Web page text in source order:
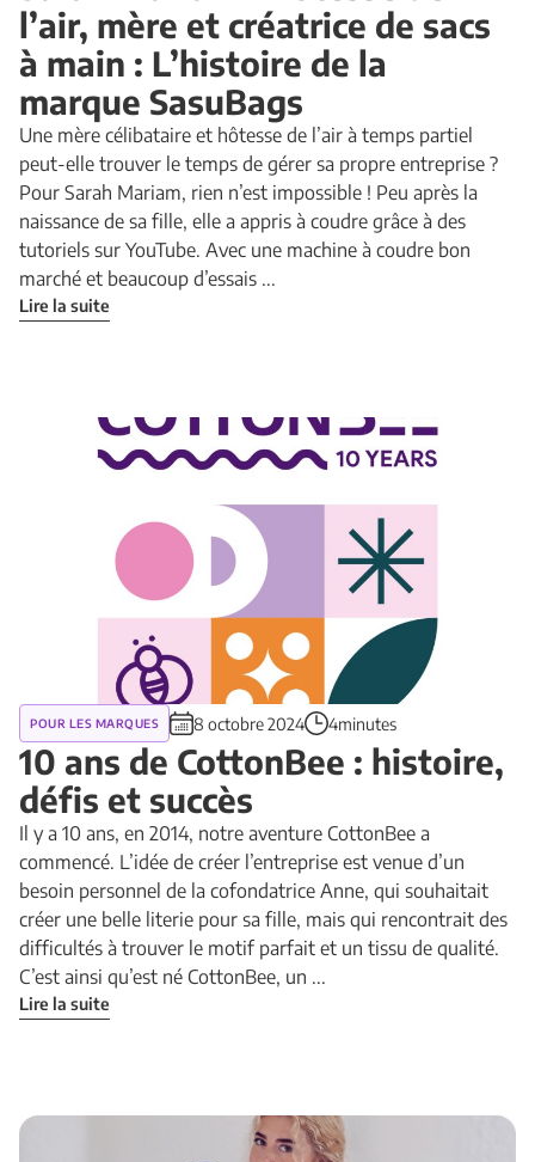
l’air, mère et créatrice de sacs
à main : L’histoire de la
marque SasuBags
Une mère célibataire et hôtesse de l’air à temps partiel
peut-elle trouver le temps de gérer sa propre entreprise ?
Pour Sarah Mariam, rien n’est impossible ! Peu après la
naissance de sa fille, elle a appris à coudre grâce à des
tutoriels sur YouTube. Avec une machine à coudre bon
marché et beaucoup d’essais ...
Lire la suite
POUR LES MARQUES 8 octobre 2024 4minutes
10 ans de CottonBee : histoire,
défis et succès
Il y a 10 ans, en 2014, notre aventure CottonBee a
commencé. L’idée de créer l’entreprise est venue d’un
besoin personnel de la cofondatrice Anne, qui souhaitait
créer une belle literie pour sa fille, mais qui rencontrait des
difficultés à trouver le motif parfait et un tissu de qualité.
C’est ainsi qu’est né CottonBee, un ...
Lire la suite